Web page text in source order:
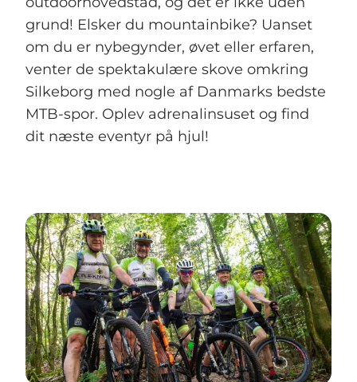
grund! Elsker du mountainbike? Uanset
om du er nybegynder, øvet eller erfaren,
venter de spektakulære skove omkring
Silkeborg med nogle af Danmarks bedste
MTB-spor. Oplev adrenalinsuset og find
dit næste eventyr på hjul!